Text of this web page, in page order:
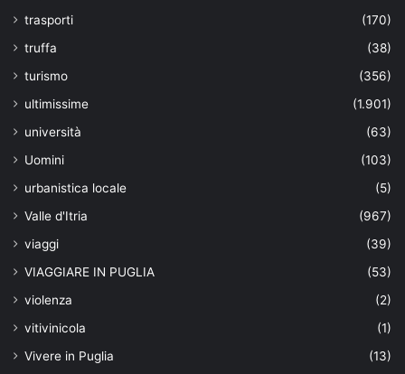
trasporti
(170)
truffa
(38)
turismo
(356)
ultimissime
(1.901)
università
(63)
Uomini
(103)
urbanistica locale
(5)
Valle d'Itria
(967)
viaggi
(39)
VIAGGIARE IN PUGLIA
(53)
violenza
(2)
vitivinicola
(1)
Vivere in Puglia
(13)